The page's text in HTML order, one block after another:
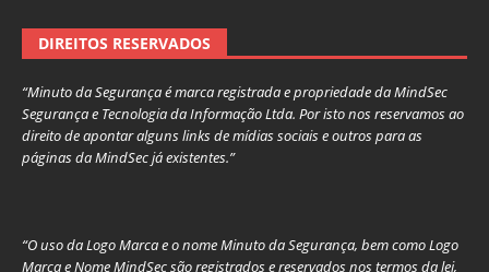
DIREITOS RESERVADOS
“Minuto da Segurança é marca registrada e propriedade da MindSec
Segurança e Tecnologia da Informação Ltda. Por isto nos reservamos ao
direito de apontar alguns links de mídias sociais e outros para as
páginas da MindSec já existentes.”
“O uso da Logo Marca e o nome Minuto da Segurança, bem como Logo
Marca e Nome MindSec são registrados e reservados nos termos da lei,